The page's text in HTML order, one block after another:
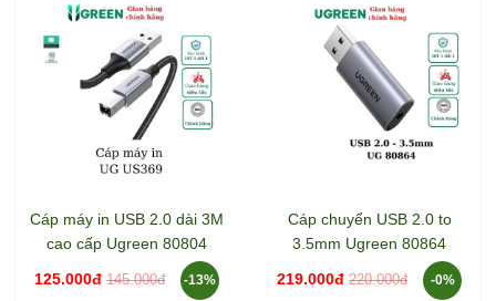
Cáp máy in USB 2.0 dài 3M
cao cấp Ugreen 80804
125.000đ 145.000đ -13%
Cáp chuyển USB 2.0 to
3.5mm Ugreen 80864
219.000đ 220.000đ -0%